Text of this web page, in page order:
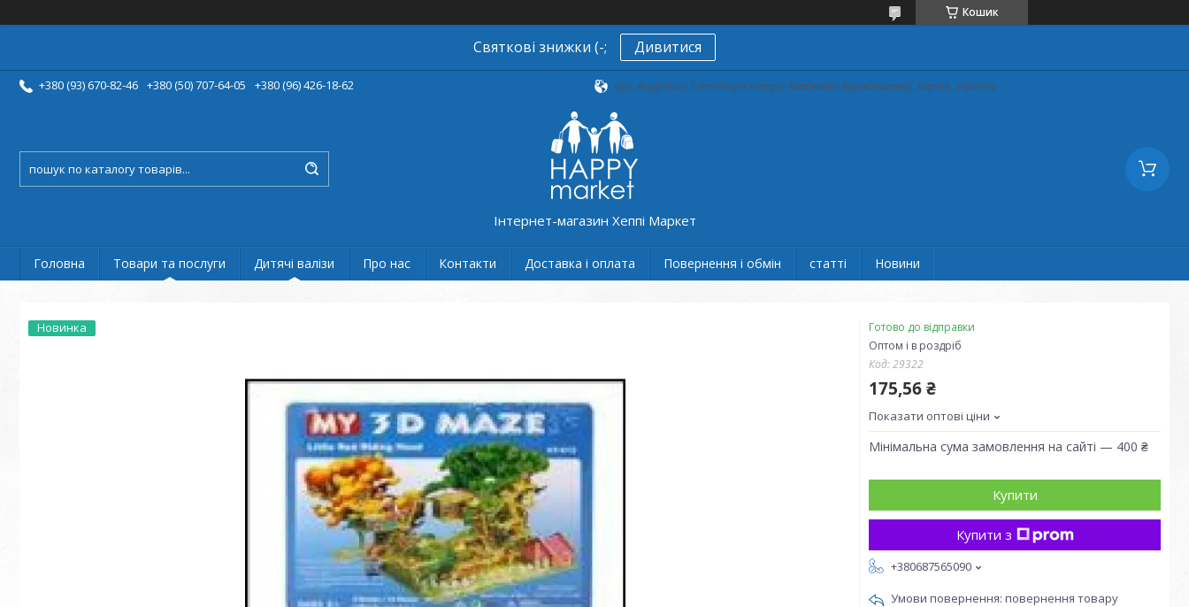
Кошик
Святкові знижки (-; Дивитися
+380 (93) 670-82-46 +380 (50) 707-64-05 +380 (96) 426-18-62 вул. Амурська 5 (станція метро Академіка Барабашова), Харків, Україна
Інтернет-магазин Хеппі Маркет
Головна Товари та послуги Дитячі валізи Про нас Контакти Доставка і оплата Повернення і обмін статті Новини
Новинка
Готово до відправки
Оптом і в роздріб
Код:29322
175,56 ₴
Показати оптові ціни
Мінімальна сума замовлення на сайті — 400 ₴
Купити
Купити з
+380687565090
повернення товару